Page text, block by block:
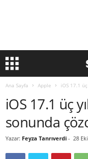
Ana Sayfa Apple iOS 17.1
iOS 17.1 üç
sonunda
Yazar: Feyza Tanrıverdi - 28